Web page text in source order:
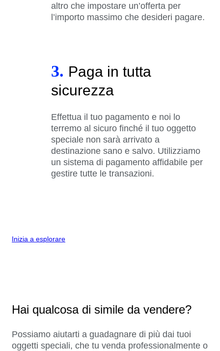
altro che impostare un’offerta per
l’importo massimo che desideri pagare.
3. Paga in tutta
sicurezza
Effettua il tuo pagamento e noi lo
terremo al sicuro finché il tuo oggetto
speciale non sarà arrivato a
destinazione sano e salvo. Utilizziamo
un sistema di pagamento affidabile per
gestire tutte le transazioni.
Inizia a esplorare
Hai qualcosa di simile da vendere?
Possiamo aiutarti a guadagnare di più dai tuoi
oggetti speciali, che tu venda professionalmente o